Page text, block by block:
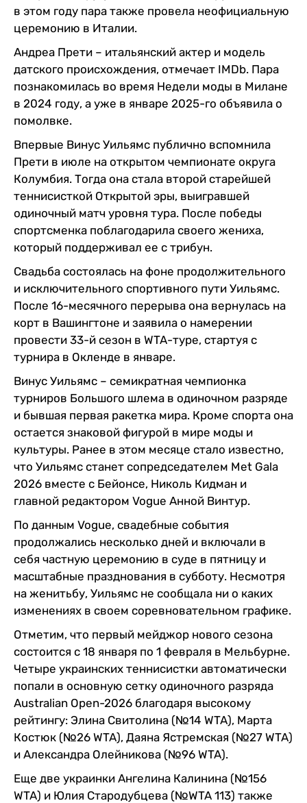
в этом году пара также провела неофициальную
церемонию в Италии.
Андреа Прети – итальянский актер и модель
датского происхождения, отмечает IMDb. Пара
познакомилась во время Недели моды в Милане
в 2024 году, а уже в январе 2025-го объявила о
помолвке.
Впервые Винус Уильямс публично вспомнила
Прети в июле на открытом чемпионате округа
Колумбия. Тогда она стала второй старейшей
теннисисткой Открытой эры, выигравшей
одиночный матч уровня тура. После победы
спортсменка поблагодарила своего жениха,
который поддерживал ее с трибун.
Свадьба состоялась на фоне продолжительного
и исключительного спортивного пути Уильямс.
После 16-месячного перерыва она вернулась на
корт в Вашингтоне и заявила о намерении
провести 33-й сезон в WTA-туре, стартуя с
турнира в Окленде в январе.
Винус Уильямс – семикратная чемпионка
турниров Большого шлема в одиночном разряде
и бывшая первая ракетка мира. Кроме спорта она
остается знаковой фигурой в мире моды и
культуры. Ранее в этом месяце стало известно,
что Уильямс станет сопредседателем Met Gala
2026 вместе с Бейонсе, Николь Кидман и
главной редактором Vogue Анной Винтур.
По данным Vogue, свадебные события
продолжались несколько дней и включали в
себя частную церемонию в суде в пятницу и
масштабные празднования в субботу. Несмотря
на женитьбу, Уильямс не сообщала ни о каких
изменениях в своем соревновательном графике.
Отметим, что первый мейджор нового сезона
состоится с 18 января по 1 февраля в Мельбурне.
Четыре украинских теннисистки автоматически
попали в основную сетку одиночного разряда
Australian Open-2026 благодаря высокому
рейтингу: Элина Свитолина (№14 WTA), Марта
Костюк (№26 WTA), Даяна Ястремская (№27 WTA)
и Александра Олейникова (№96 WTA).
Еще две украинки Ангелина Калинина (№156
WTA) и Юлия Стародубцева (№WTA 113) также